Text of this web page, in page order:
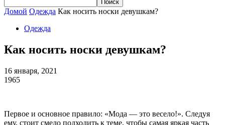
Домой Одежда Как носить носки девушкам?
Одежда
Как носить носки девушкам?
16 января, 2021
1965
Первое и основное правило: «Мода — это весело!». Следуя
ему, стоит смело подходить к теме, чтобы самая яркая часть